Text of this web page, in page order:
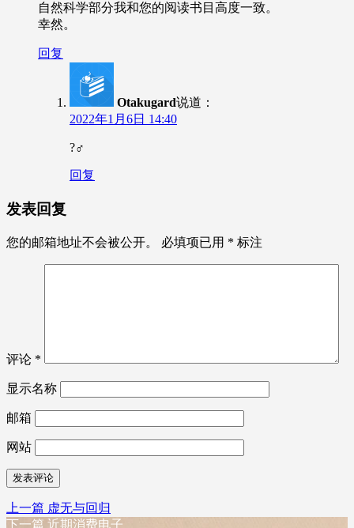
自然科学部分我和您的阅读书目高度一致。
幸然。
回复
Otakugard说道：
2022年1月6日 14:40
?‍♂️
回复
发表回复
您的邮箱地址不会被公开。 必填项已用 * 标注
评论 *
显示名称
邮箱
网站
文
上一篇 上
篇
虚无与回归
下一篇 下
近期消费电子